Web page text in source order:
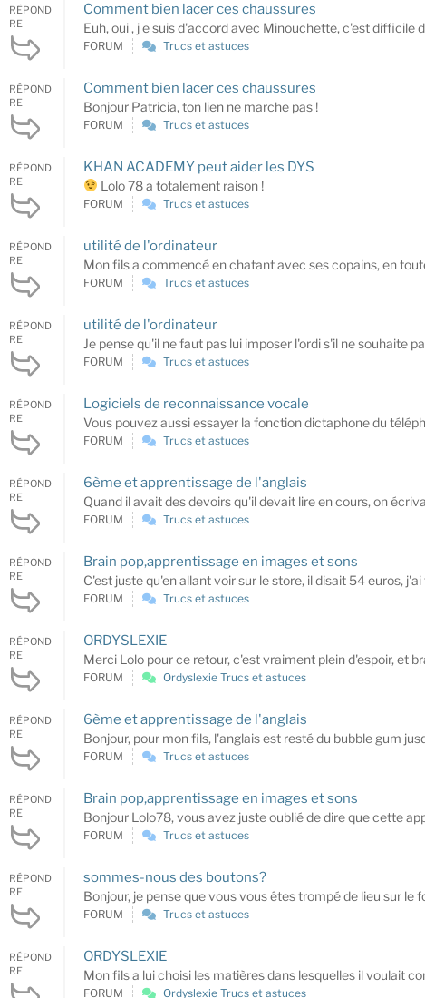
RÉPOND
RE
Comment bien lacer ces chaussures
Euh, oui , j e suis d'accord avec Minouchette, c'est difficile
FORUM Trucs et astuces
RÉPOND
RE
Comment bien lacer ces chaussures
Bonjour Patricia, ton lien ne marche pas !
FORUM Trucs et astuces
RÉPOND
RE
KHAN ACADEMY peut aider les DYS
Lolo 78 a totalement raison !
FORUM Trucs et astuces
RÉPOND
RE
utilité de l'ordinateur
Mon fils a commencé en chatant avec ses copains, en
FORUM Trucs et astuces
RÉPOND
RE
utilité de l'ordinateur
Je pense qu'il ne faut pas lui imposer l'ordi s'il ne souhaite
FORUM Trucs et astuces
RÉPOND
RE
Logiciels de reconnaissance vocale
Vous pouvez aussi essayer la fonction dictaphone du
FORUM Trucs et astuces
RÉPOND
RE
6ème et apprentissage de l'anglais
Quand il avait des devoirs qu'il devait lire en cours, on
FORUM Trucs et astuces
RÉPOND
RE
Brain pop,apprentissage en images et sons
C'est juste qu'en allant voir sur le store, il disait 54 euros,
FORUM Trucs et astuces
RÉPOND
RE
ORDYSLEXIE
Merci Lolo pour ce retour, c'est vraiment plein d'espoir, et
FORUM Ordyslexie Trucs et astuces
RÉPOND
RE
6ème et apprentissage de l'anglais
Bonjour, pour mon fils, l'anglais est resté du bubble gum
FORUM Trucs et astuces
RÉPOND
RE
Brain pop,apprentissage en images et sons
Bonjour Lolo78, vous avez juste oublié de dire que cette
FORUM Trucs et astuces
RÉPOND
RE
sommes-nous des boutons?
Bonjour, je pense que vous vous êtes trompé de lieu sur
FORUM Trucs et astuces
RÉPOND
RE
ORDYSLEXIE
Mon fils a lui choisi les matières dans lesquelles il voulait
FORUM Ordyslexie Trucs et astuces